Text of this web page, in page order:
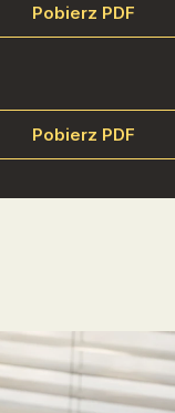
Pobierz PDF
Pobierz PDF